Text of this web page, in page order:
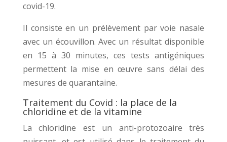
covid-19.
Il consiste en un prélèvement par voie nasale
avec un écouvillon. Avec un résultat disponible
en 15 à 30 minutes, ces tests antigéniques
permettent la mise en œuvre sans délai des
mesures de quarantaine.
Traitement du Covid : la place de la
chloridine et de la vitamine
La chloridine est un anti-protozoaire très